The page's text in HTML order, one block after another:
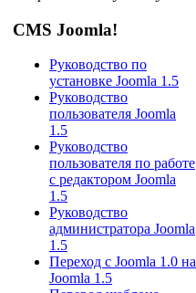
CMS Joomla!
Руководство по
установке Joomla 1.5
Руководство
пользователя Joomla
1.5
Руководство
пользователя по работе
с редактором Joomla
1.5
Руководство
администратора Joomla
1.5
Переход с Joomla 1.0 на
Joomla 1.5